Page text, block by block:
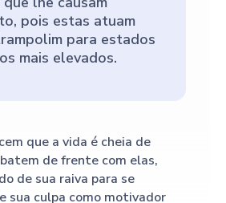
pois estas atuam
para estados
mais elevados.
que a vida é cheia de
de frente com elas,
de sua raiva para se
sua culpa como motivador